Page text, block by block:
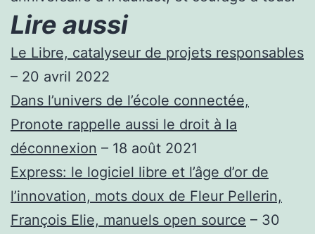
Lire aussi
Le Libre, catalyseur de projets responsables
– 20 avril 2022
Dans l’univers de l’école connectée,
Pronote rappelle aussi le droit à la
déconnexion – 18 août 2021
Express: le logiciel libre et l’âge d’or de
l’innovation, mots doux de Fleur Pellerin,
François Elie, manuels open source – 30